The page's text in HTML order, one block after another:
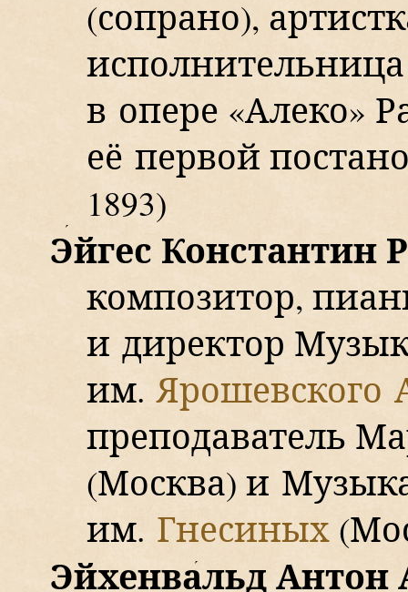
(сопрано),
в опере «Алеко»
её первой
1893)
Эйгес Константин
композитор,
и директор
им.Ярошевского
преподаватель
(Москва) и
им. Гнесиных
Эйхенвальд Антон